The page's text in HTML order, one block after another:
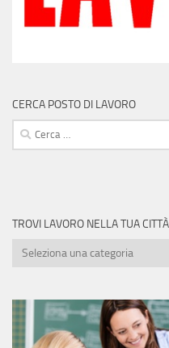
CERCA POSTO DI LAVORO
Ricerca
per:
TROVI LAVORO NELLA TUA CITTÀ
Trovi
tua
città